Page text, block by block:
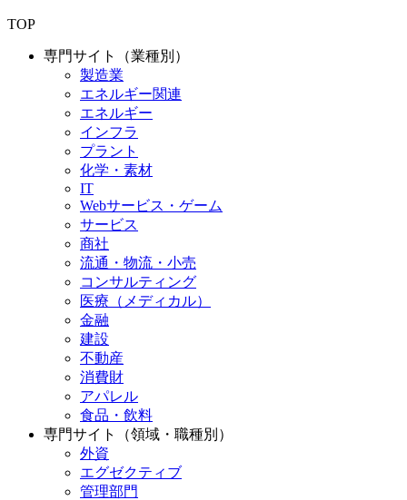
TOP
専門サイト（業種別）
製造業
エネルギー関連
エネルギー
インフラ
プラント
化学・素材
IT
Webサービス・ゲーム
サービス
商社
流通・物流・小売
コンサルティング
医療（メディカル）
金融
建設
不動産
消費財
アパレル
食品・飲料
専門サイト（領域・職種別）
外資
エグゼクティブ
管理部門